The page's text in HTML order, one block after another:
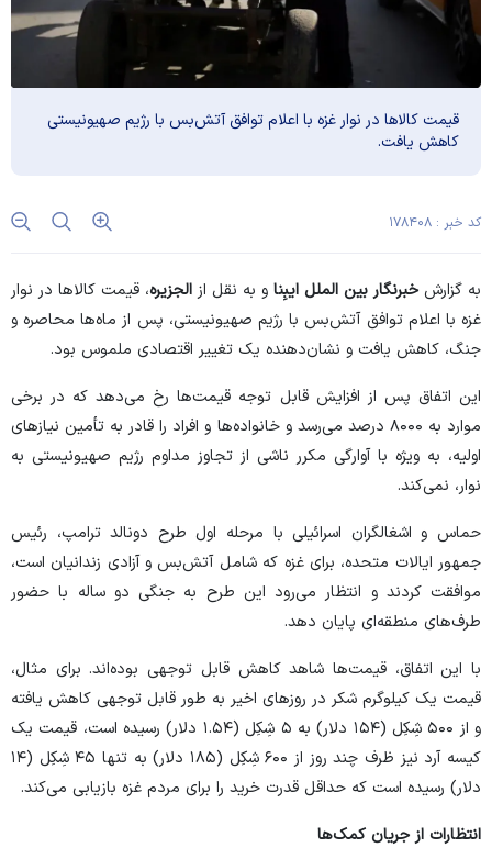
قیمت کالا‌ها در نوار غزه با اعلام توافق آتش‌بس با رژیم صهیونیستی
کاهش یافت.
کد خبر : ۱۷۸۴۰۸
به گزارش خبرنگار بین الملل ایبِنا و به نقل از الجزیره، قیمت کالا‌ها در نوار
غزه با اعلام توافق آتش‌بس با رژیم صهیونیستی، پس از ماه‌ها محاصره و
جنگ، کاهش یافت و نشان‌دهنده یک تغییر اقتصادی ملموس بود.
این اتفاق پس از افزایش قابل توجه قیمت‌ها رخ می‌دهد که در برخی
موارد به ۸۰۰۰ درصد می‌رسد و خانواده‌ها و افراد را قادر به تأمین نیاز‌های
اولیه، به ویژه با آوارگی مکرر ناشی از تجاوز مداوم رژیم صهیونیستی به
نوار، نمی‌کند.
حماس و اشغالگران اسرائیلی با مرحله اول طرح دونالد ترامپ، رئیس
جمهور ایالات متحده، برای غزه که شامل آتش‌بس و آزادی زندانیان است،
موافقت کردند و انتظار می‌رود این طرح به جنگی دو ساله با حضور
طرف‌های منطقه‌ای پایان دهد.
با این اتفاق، قیمت‌ها شاهد کاهش قابل توجهی بوده‌اند. برای مثال،
قیمت یک کیلوگرم شکر در روز‌های اخیر به طور قابل توجهی کاهش یافته
و از ۵۰۰ شِکِل (۱۵۴ دلار) به ۵ شِکِل (۱.۵۴ دلار) رسیده است، قیمت یک
کیسه آرد نیز ظرف چند روز از ۶۰۰ شِکِل (۱۸۵ دلار) به تنها ۴۵ شِکِل (۱۴
دلار) رسیده است که حداقل قدرت خرید را برای مردم غزه بازیابی می‌کند.
انتظارات از جریان کمک‌ها